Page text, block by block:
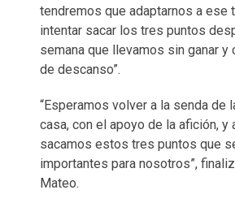
tendremos que adaptarnos a ese
intentar sacar los tres puntos
semana que llevamos sin ganar y
de descanso”.​
“Esperamos volver a la senda de
casa, con el apoyo de la afición, y
sacamos estos tres puntos que
importantes para nosotros”,
Mateo.​